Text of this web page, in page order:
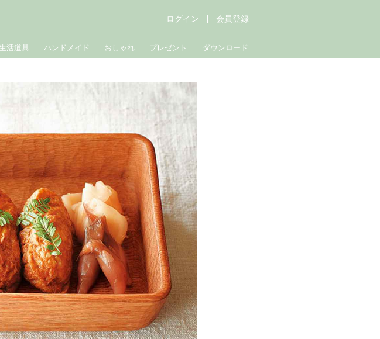
活道具 ハンドメイド おしゃれ プレゼント ダウンロード
ログイン 会員登録